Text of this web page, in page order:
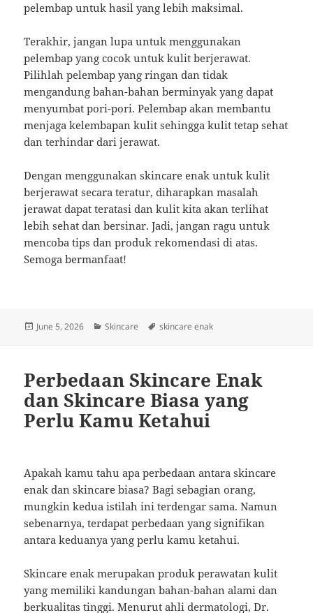
pelembap untuk hasil yang lebih maksimal.
Terakhir, jangan lupa untuk menggunakan
pelembap yang cocok untuk kulit berjerawat.
Pilihlah pelembap yang ringan dan tidak
mengandung bahan-bahan berminyak yang dapat
menyumbat pori-pori. Pelembap akan membantu
menjaga kelembapan kulit sehingga kulit tetap sehat
dan terhindar dari jerawat.
Dengan menggunakan skincare enak untuk kulit
berjerawat secara teratur, diharapkan masalah
jerawat dapat teratasi dan kulit kita akan terlihat
lebih sehat dan bersinar. Jadi, jangan ragu untuk
mencoba tips dan produk rekomendasi di atas.
Semoga bermanfaat!
Posted
June 5, 2026 Categories
Skincare Tags
skincare enak
Perbedaan Skincare Enak
dan Skincare Biasa yang
Perlu Kamu Ketahui
Apakah kamu tahu apa perbedaan antara skincare
enak dan skincare biasa? Bagi sebagian orang,
mungkin kedua istilah ini terdengar sama. Namun
sebenarnya, terdapat perbedaan yang signifikan
antara keduanya yang perlu kamu ketahui.
Skincare enak merupakan produk perawatan kulit
yang memiliki kandungan bahan-bahan alami dan
berkualitas tinggi. Menurut ahli dermatologi, Dr.